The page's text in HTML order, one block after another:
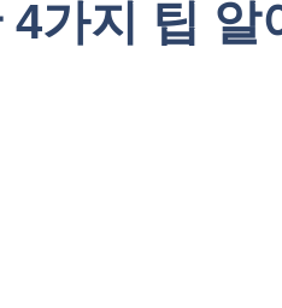
가지 팁 알